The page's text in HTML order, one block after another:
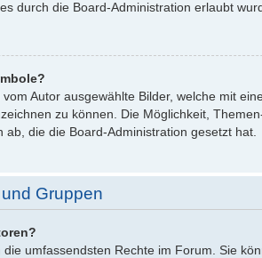
durch die Board-Administration erlaubt
Autor ausgewählte Bilder, welche mit
zu können. Die Möglichkeit,
ab, die die Board-Administration gesetzt hat.
Gruppen
umfassendsten Rechte im Forum. Sie